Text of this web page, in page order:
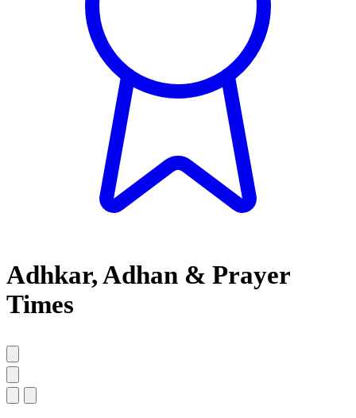
Adhkar, Adhan & Prayer
Times